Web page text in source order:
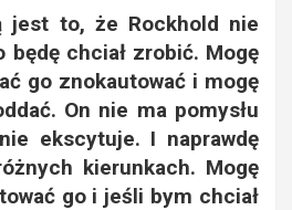
jest to, że Rockhold nie
będę chciał zrobić. Mogę
go znokautować i mogę
On nie ma pomysłu
ekscytuje. I naprawdę
kierunkach. Mogę
go i jeśli bym chciał